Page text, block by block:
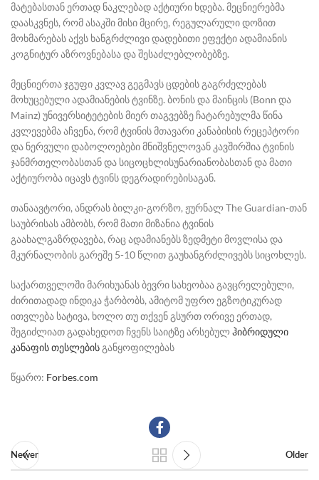
მატებასთან ერთად ნაკლებად აქტიური ხდება. მეცნიერებმა
დაასკვნეს, რომ ასაკში მისი მცირე, რეგულარული დოზით
მოხმარებას აქვს ხანგრძლივი დადებითი ეფექტი ადამიანის
კოგნიტურ აზროვნებასა და შესაძლებლობებზე.
მეცნიერთა ჯგუფი კვლავ გეგმავს ცდების გაგრძელებას
მოხუცებული ადამიანების ტვინზე. ბონის და მაინცის (Bonn და
Mainz) უნივერსიტეტების მიერ თაგვებზე ჩატარებულმა წინა
კვლევებმა აჩვენა, რომ ტვინის მთავარი კანაბისის რეცეპტორი
და ნერვული დაბოლოებები მნიშვნელოვან კავშირშია ტვინის
ჯანმრთელობასთან და სიცოცხლისუნარიანობასთან და მათი
აქტიურობა იცავს ტვინს დეგრადირებისაგან.
თანაავტორი, ანდრას ბილკი-გორზო, ჟურნალThe Guardian-თან
საუბრისას ამბობს, რომ მათი მიზანია ტვინის
გაახალგაზრდავება, რაც ადამიანებს ზედმეტი მოვლისა და
მკურნალობის გარეშე 5-10 წლით გაუხანგრძლივებს სიცოხლეს.
საქართველოში მარიხუანას ბევრი სახეობაა გავცრელებული,
ძირითადად ინდიკა ჭარბობს, ამიტომ უფრო ეგზოტიკურად
ითვლება სატივა, ხოლო თუ თქვენ გსურთ ორივე ერთად,
შეგიძლიათ გადახედოთ ჩვენს საიტზე არსებულჰიბრიდული
კანაფის თესლებისგანყოფილებას
წყარო: Forbes.com
Newer Older